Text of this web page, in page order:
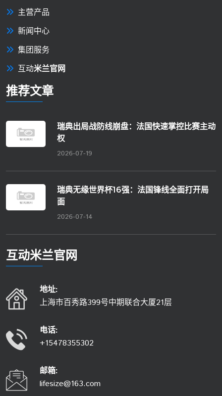
主营产品
新闻中心
集团服务
互动米兰官网
推荐文章
瑞典出局战防线崩盘：法国快速掌控比赛主动
权
2026-07-19
瑞典无缘世界杯16强：法国锋线全面打开局
面
2026-07-14
互动米兰官网
地址:
上海市百秀路399号中期联合大厦21层
电话:
+15478355302
邮箱:
lifesize@163.com